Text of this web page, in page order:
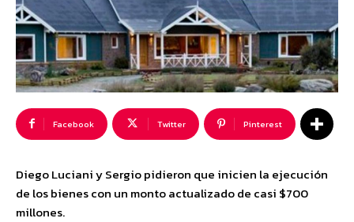
Facebook Twitter Pinterest
Diego Luciani y Sergio pidieron que inicien la ejecución
de los bienes con un monto actualizado de casi $700
millones.